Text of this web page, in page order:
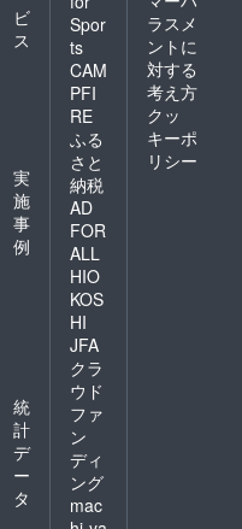
ビ
ス
実
施
事
例
統
計
デ
ー
タ
Spor
ts
CAM
PFI
RE
ふる
さと
納税
AD
FOR
ALL
HIO
KOS
HI
JFA
クラ
ウド
ファ
ン
ディ
ング
mac
ラスメ
ントに
対する
考え方
クッ
キーポ
リシー